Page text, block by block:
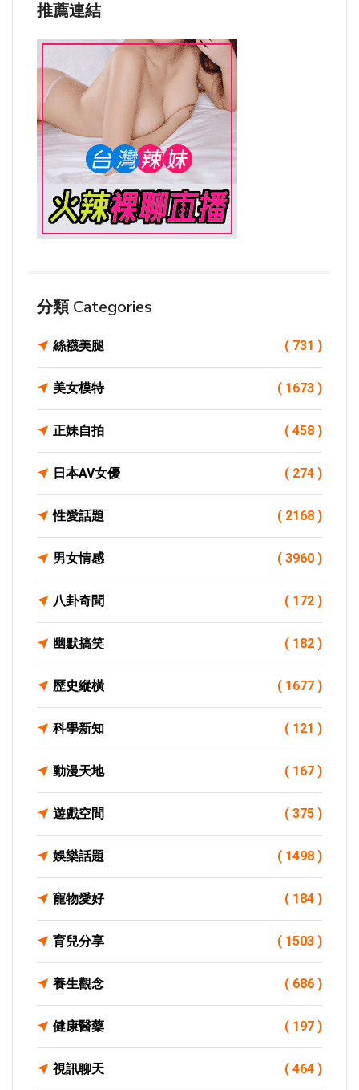
推薦連結
分類 Categories
絲襪美腿 ( 731 )
美女模特 ( 1673 )
正妹自拍 ( 458 )
日本AV女優 ( 274 )
性愛話題 ( 2168 )
男女情感 ( 3960 )
八卦奇聞 ( 172 )
幽默搞笑 ( 182 )
歷史縱橫 ( 1677 )
科學新知 ( 121 )
動漫天地 ( 167 )
遊戲空間 ( 375 )
娛樂話題 ( 1498 )
寵物愛好 ( 184 )
育兒分享 ( 1503 )
養生觀念 ( 686 )
健康醫藥 ( 197 )
視訊聊天 ( 464 )